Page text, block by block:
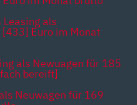
als
Euro im Monat
als Newuagen für 185
bereift]
Neuwagen für 169